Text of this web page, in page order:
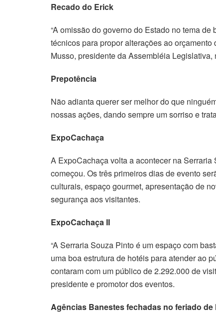
Recado do Erick
“A omissão do governo do Estado no tema
técnicos para propor alterações ao
Musso, presidente da Assembléia Legislativa,
Prepotência
Não adianta querer ser melhor do que
nossas ações, dando sempre um sorriso e
ExpoCachaça
A ExpoCachaça volta a acontecer na
começou. Os três primeiros dias de evento
culturais, espaço gourmet, apresentação de
segurança aos visitantes.
ExpoCachaça II
“A Serraria Souza Pinto é um espaço com
uma boa estrutura de hotéis para atender ao
contaram com um público de 2.292.000 de
presidente e promotor dos eventos.
Agências Banestes fechadas no feriado de